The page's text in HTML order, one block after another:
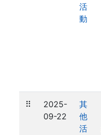
活
動
⠿
2025-
09-22
其
他
活